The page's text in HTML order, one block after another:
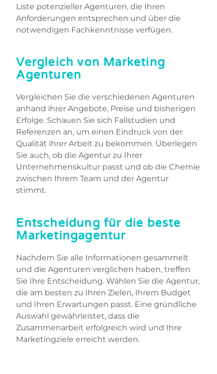
Liste potenzieller Agenturen, die Ihren
Anforderungen entsprechen und über die
notwendigen Fachkenntnisse verfügen.
Vergleich von Marketing
Agenturen
Vergleichen Sie die verschiedenen Agenturen
anhand ihrer Angebote, Preise und bisherigen
Erfolge. Schauen Sie sich Fallstudien und
Referenzen an, um einen Eindruck von der
Qualität ihrer Arbeit zu bekommen. Überlegen
Sie auch, ob die Agentur zu Ihrer
Unternehmenskultur passt und ob die Chemie
zwischen Ihrem Team und der Agentur
stimmt.
Entscheidung für die beste
Marketingagentur
Nachdem Sie alle Informationen gesammelt
und die Agenturen verglichen haben, treffen
Sie Ihre Entscheidung. Wählen Sie die Agentur,
die am besten zu Ihren Zielen, Ihrem Budget
und Ihren Erwartungen passt. Eine gründliche
Auswahl gewährleistet, dass die
Zusammenarbeit erfolgreich wird und Ihre
Marketingziele erreicht werden.